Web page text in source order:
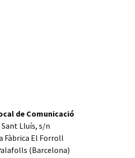
de Comunicació
Sant Lluís, s/n
Fàbrica El Forroll
(Barcelona)